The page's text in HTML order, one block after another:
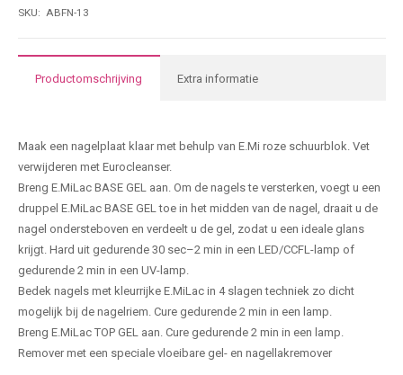
Base
Mint#13
SKU: ABFN-13
Productomschrijving Extra informatie
Maak een nagelplaat klaar met behulp van E.Mi roze schuurblok. Vet
verwijderen met Eurocleanser.
Breng E.MiLac BASE GEL aan. Om de nagels te versterken, voegt u een
druppel E.MiLac BASE GEL toe in het midden van de nagel, draait u de
nagel ondersteboven en verdeelt u de gel, zodat u een ideale glans
krijgt. Hard uit gedurende 30 sec–2 min in een LED/CCFL-lamp of
gedurende 2 min in een UV-lamp.
Bedek nagels met kleurrijke E.MiLac in 4 slagen techniek zo dicht
mogelijk bij de nagelriem. Cure gedurende 2 min in een lamp.
Breng E.MiLac TOP GEL aan. Cure gedurende 2 min in een lamp.
Remover met een speciale vloeibare gel- en nagellakremover